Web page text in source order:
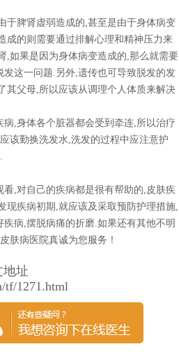
脾肾虚弱造成的,甚至是由于身体病变
成的则需要通过排解心理和精神压力来
,如果是因为身体病变造成的,那么就需要
这一问题.另外,遗传也可导致脱发的发
其父母,所以应该从调理个人体质来解决
,身体各个脏器都会受到牵连,所以治疗
该勤换洗发水,洗发的过程中应注意护
,对自己的疾病都是很有帮助的,皮肤疾
现疾病初期,就应该及采取预防护理措施,
病,摆脱病痛的折磨.如果还有其他不明
肤病医院真诚为您服务！
地址
tf/1271.html